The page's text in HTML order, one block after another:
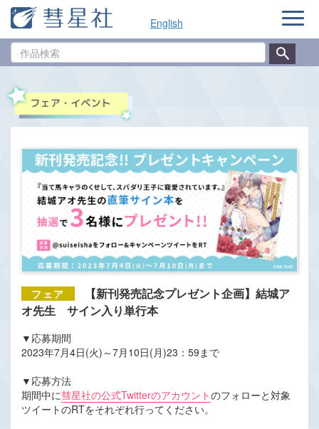
English
品
ナ
ゲ
【新刊発売記念プレゼント企画】結城ア
オ先生 サイン入り単行本
▼応募期間
2023年7月4日(火)～7月10日(月)23：59まで
▼応募方法
期間中に彗星社の公式Twitterのアカウントのフォローと対象
ツイートのRTをそれぞれ行ってください。